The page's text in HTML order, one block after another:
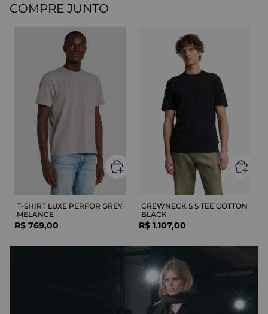
COMPRE JUNTO
T-SHIRT LUXE PERFOR GREY
MELANGE
R$ 769,00
CREWNECK S S TEE COTTON
BLACK
R$ 1.107,00